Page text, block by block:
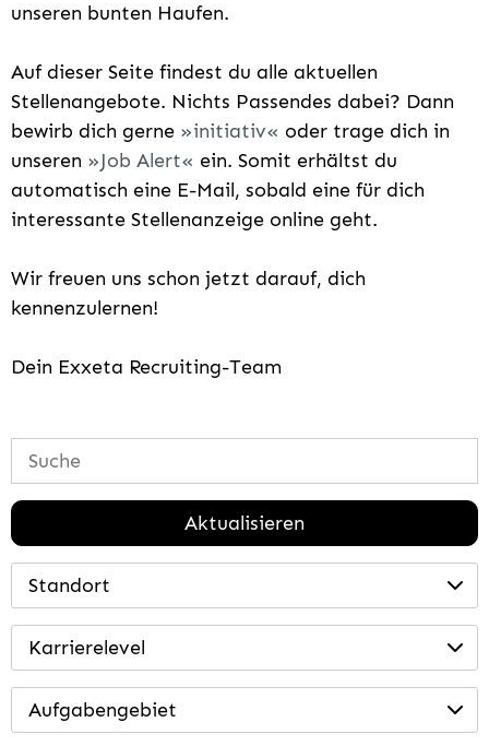
unseren bunten Haufen.
Auf dieser Seite findest du alle aktuellen
Stellenangebote. Nichts Passendes dabei? Dann
bewirb dich gerne
initiativ
oder trage dich in
unseren
Job Alert
ein. Somit erhältst du
automatisch eine E-Mail, sobald eine für dich
interessante Stellenanzeige online geht.
Wir freuen uns schon jetzt darauf, dich
kennenzulernen!
Dein Exxeta Recruiting-Team
Aktualisieren
Standort
Karrierelevel
Aufgabengebiet